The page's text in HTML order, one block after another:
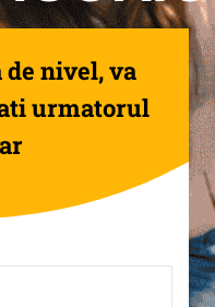
nivel, va
urmatorul